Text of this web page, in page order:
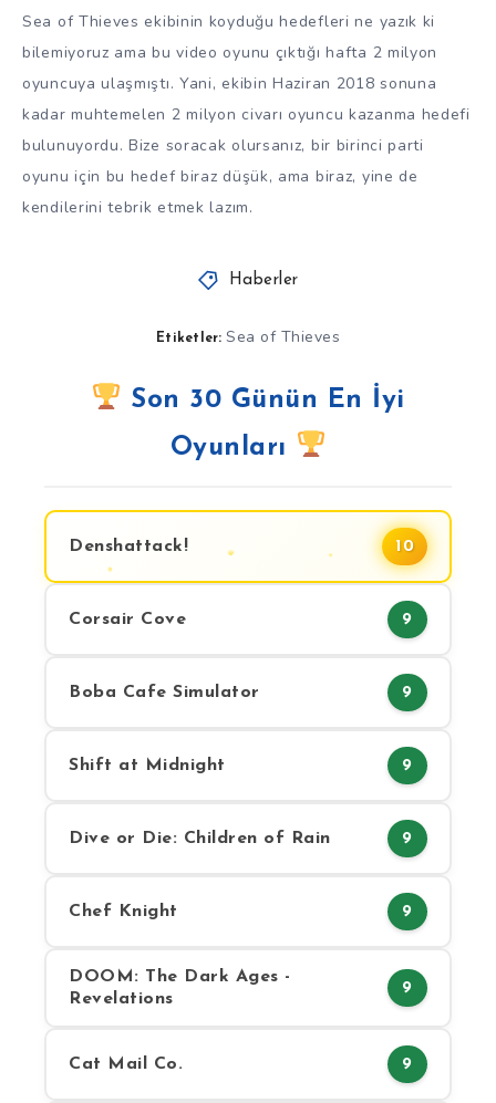
Sea of Thieves ekibinin koyduğu hedefleri ne yazık ki
bilemiyoruz ama bu video oyunu çıktığı hafta 2 milyon
oyuncuya ulaşmıştı. Yani, ekibin Haziran 2018 sonuna
kadar muhtemelen 2 milyon civarı oyuncu kazanma hedefi
bulunuyordu. Bize soracak olursanız, bir birinci parti
oyunu için bu hedef biraz düşük, ama biraz, yine de
kendilerini tebrik etmek lazım.
Haberler
Etiketler: Sea of Thieves
Son 30 Günün En İyi
Oyunları
Denshattack! 10
Corsair Cove 9
Boba Cafe Simulator 9
Shift at Midnight 9
Dive or Die: Children of Rain 9
Chef Knight 9
DOOM: The Dark Ages -
Revelations
9
Cat Mail Co. 9